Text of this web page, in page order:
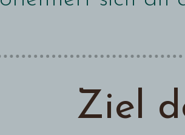
Ziel